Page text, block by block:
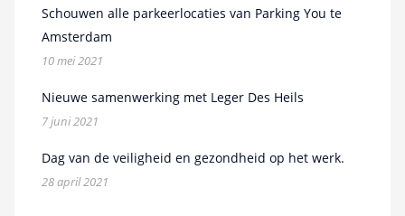
Schouwen alle parkeerlocaties van Parking You te
Amsterdam
10 mei 2021
Nieuwe samenwerking met Leger Des Heils
7 juni 2021
Dag van de veiligheid en gezondheid op het werk.
28 april 2021